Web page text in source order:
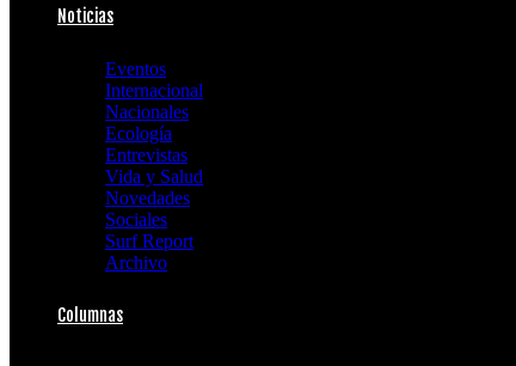
Noticias
Eventos
Internacional
Nacionales
Ecología
Entrevistas
Vida y Salud
Novedades
Sociales
Surf Report
Archivo
Columnas